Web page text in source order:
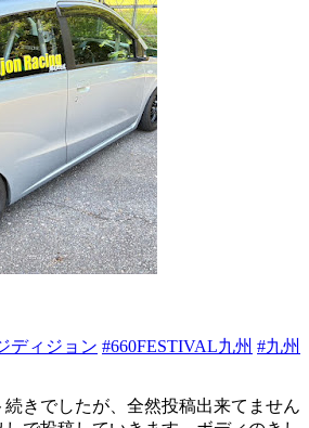
ディジョン #660FESTIVAL九州 #九州
きでしたが、全然投稿出来てません